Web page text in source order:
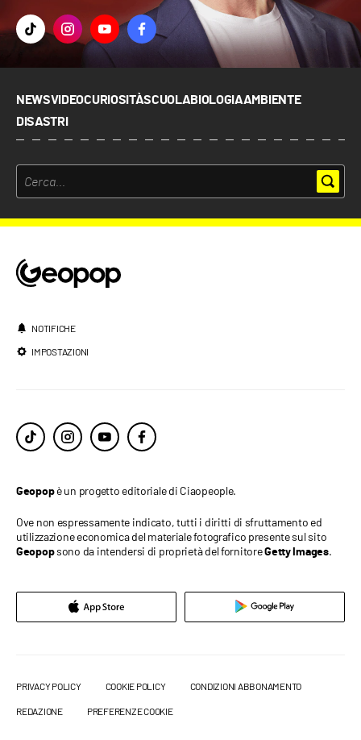
NEWSVIDEOCURIOSITÀSCUOLABIOLOGIAAMBIENTE
DISASTRI
NOTIFICHE
IMPOSTAZIONI
Geopopè un progetto editoriale di Ciaopeople.
Ove non espressamente indicato, tutti i diritti di sfruttamento ed
utilizzazione economica del materiale fotografico presente sul sito
Geopopsono da intendersi di proprietà del fornitoreGetty Images.
PRIVACY POLICY COOKIE POLICY CONDIZIONI ABBONAMENTO
REDAZIONE PREFERENZE COOKIE